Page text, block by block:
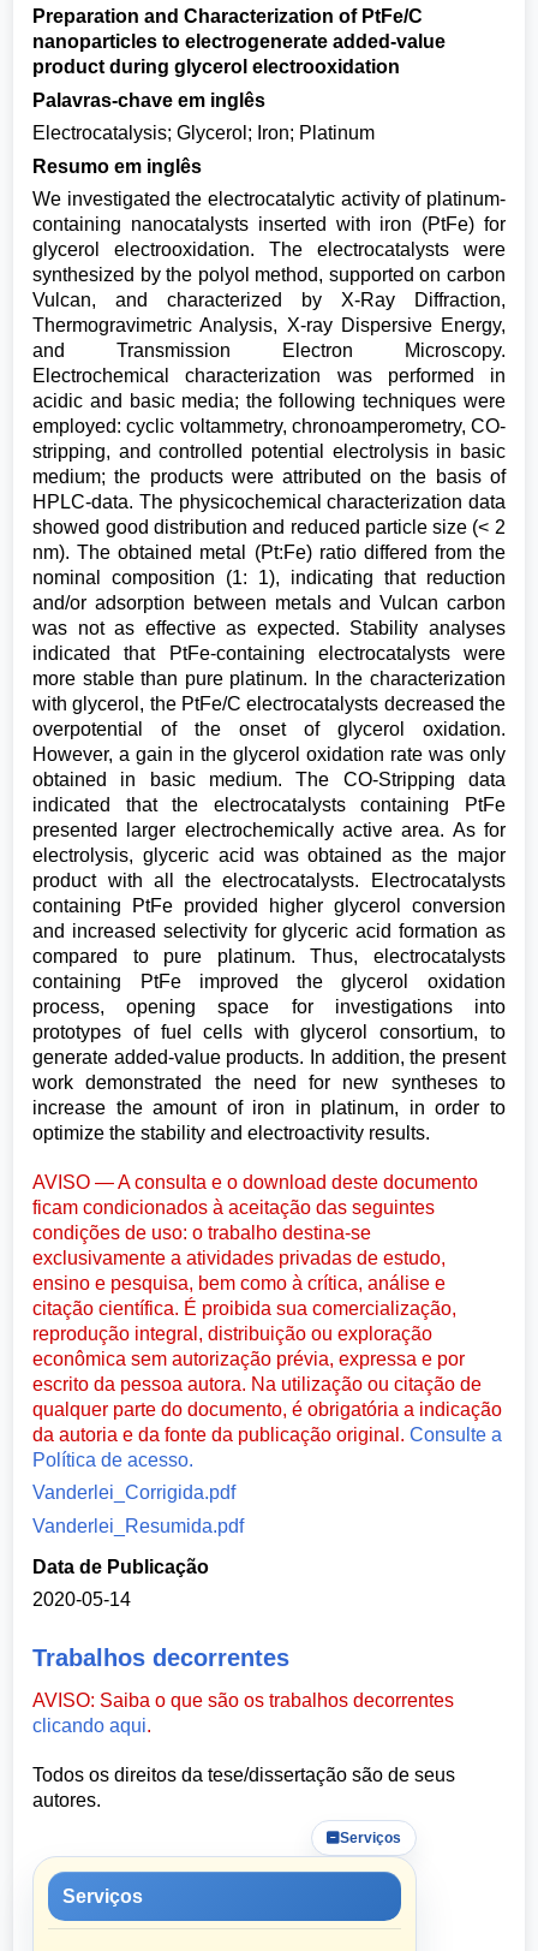
Preparation and Characterization of PtFe/C
nanoparticles to electrogenerate added-value
product during glycerol electrooxidation
Palavras-chave em inglês
Electrocatalysis; Glycerol; Iron; Platinum
Resumo em inglês
We investigated the electrocatalytic activity of platinum-
containing nanocatalysts inserted with iron (PtFe) for
glycerol electrooxidation. The electrocatalysts were
synthesized by the polyol method, supported on carbon
Vulcan, and characterized by X-Ray Diffraction,
Thermogravimetric Analysis, X-ray Dispersive Energy,
and Transmission Electron Microscopy.
Electrochemical characterization was performed in
acidic and basic media; the following techniques were
employed: cyclic voltammetry, chronoamperometry, CO-
stripping, and controlled potential electrolysis in basic
medium; the products were attributed on the basis of
HPLC-data. The physicochemical characterization data
showed good distribution and reduced particle size (< 2
nm). The obtained metal (Pt:Fe) ratio differed from the
nominal composition (1: 1), indicating that reduction
and/or adsorption between metals and Vulcan carbon
was not as effective as expected. Stability analyses
indicated that PtFe-containing electrocatalysts were
more stable than pure platinum. In the characterization
with glycerol, the PtFe/C electrocatalysts decreased the
overpotential of the onset of glycerol oxidation.
However, a gain in the glycerol oxidation rate was only
obtained in basic medium. The CO-Stripping data
indicated that the electrocatalysts containing PtFe
presented larger electrochemically active area. As for
electrolysis, glyceric acid was obtained as the major
product with all the electrocatalysts. Electrocatalysts
containing PtFe provided higher glycerol conversion
and increased selectivity for glyceric acid formation as
compared to pure platinum. Thus, electrocatalysts
containing PtFe improved the glycerol oxidation
process, opening space for investigations into
prototypes of fuel cells with glycerol consortium, to
generate added-value products. In addition, the present
work demonstrated the need for new syntheses to
increase the amount of iron in platinum, in order to
optimize the stability and electroactivity results.
AVISO — A consulta e o download deste documento
ficam condicionados à aceitação das seguintes
condições de uso: o trabalho destina-se
exclusivamente a atividades privadas de estudo,
ensino e pesquisa, bem como à crítica, análise e
citação científica. É proibida sua comercialização,
reprodução integral, distribuição ou exploração
econômica sem autorização prévia, expressa e por
escrito da pessoa autora. Na utilização ou citação de
qualquer parte do documento, é obrigatória a indicação
da autoria e da fonte da publicação original.Consulte a
Política de acesso.
Vanderlei_Corrigida.pdf
Vanderlei_Resumida.pdf
Data de Publicação
2020-05-14
Trabalhos decorrentes
AVISO: Saiba o que são os trabalhos decorrentes
clicando aqui.
Todos os direitos da tese/dissertação são de seus
autores.
Serviços
Serviços